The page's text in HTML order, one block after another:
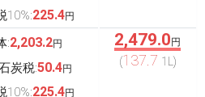
10%:225.4円
:2,203.2円
炭税:50.4円
10%:225.4円
2,479.0 円
(137.7 1L)